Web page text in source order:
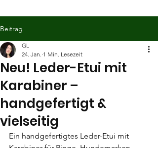
Beitrag
Neu! Leder-Etui mit
Karabiner –
handgefertigt &
vielseitig
GL
24. Jan. 1 Min. Lesezeit
Ein handgefertigtes Leder-Etui mit